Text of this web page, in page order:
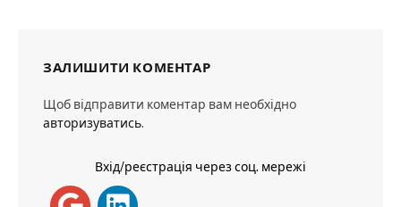
ЗАЛИШИТИ КОМЕНТАР
Щоб відправити коментар вам необхідно
авторизуватись.
Вхід/реєстрація через соц. мережі